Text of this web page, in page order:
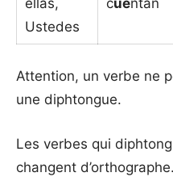
Ustedes
Attention, un verbe ne
une diphtongue.
Les verbes qui
changent d’orthographe.